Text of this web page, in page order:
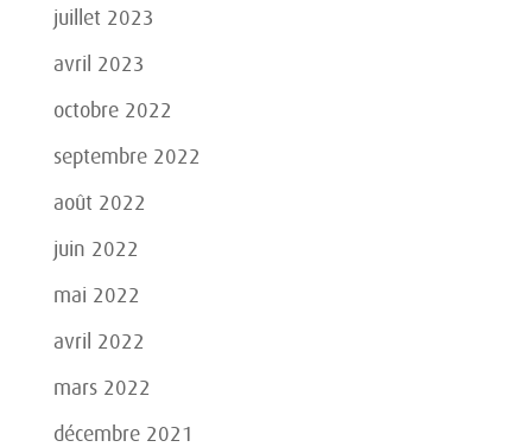
juillet 2023
avril 2023
octobre 2022
septembre 2022
août 2022
juin 2022
mai 2022
avril 2022
mars 2022
décembre 2021